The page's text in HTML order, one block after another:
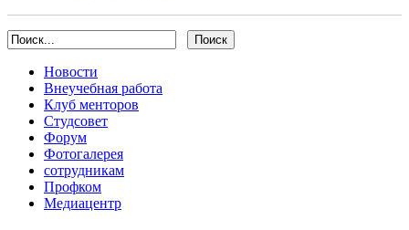
Новости
Внеучебная работа
Клуб менторов
Студсовет
Форум
Фотогалерея
сотрудникам
Профком
Медиацентр